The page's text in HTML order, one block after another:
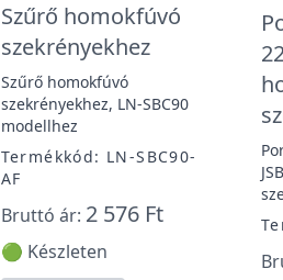
Szűrő homokfúvó
szekrényekhez
Szűrő homokfúvó
szekrényekhez, LN-SBC90
modellhez
Termékkód: LN-SBC90-
AF
Bruttó ár: 2 576 Ft
🟢 Készleten